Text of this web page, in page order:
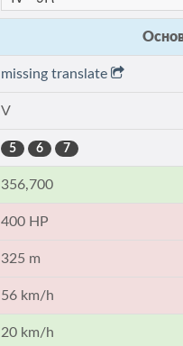
missing translate
V
5 6 7
356,700
400 HP
325 m
56 km/h
20 km/h